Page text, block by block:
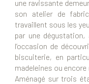
une ravissante
son atelier de
travaillent sous les
par une dégustation,
l’occasion de
biscuiterie, en
madeleines ou
Aménagé sur trois